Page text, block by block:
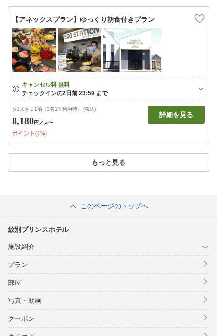
【アネックスプラン】ゆっくり朝食付きプラン
お1人さま1泊（3名1室利用時） (税込)
8,180円 ／人〜
ポイント(1%)
詳細を見る
もっと見る
このページのトップへ
紋別プリンスホテル
施設紹介
プラン
部屋
写真・動画
クーポン